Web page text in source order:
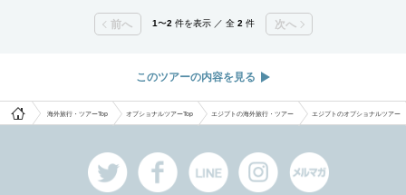
前へ 1〜2件を表示 ／ 全 2件 次へ
このツアーの内容を見る
海外旅行・ツアーTop オプショナルツアーTop エジプトの海外旅行・ツアー エジプトのオプショナルツアー